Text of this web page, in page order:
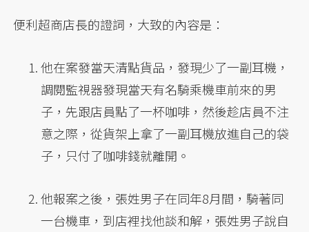
便利超商店長的證詞，大致的內容是：
他在案發當天清點貨品，發現少了一副耳機，
調閱監視器發現當天有名騎乘機車前來的男
子，先跟店員點了一杯咖啡，然後趁店員不注
意之際，從貨架上拿了一副耳機放進自己的袋
子，只付了咖啡錢就離開。
他報案之後，張姓男子在同年8月間，騎著同
一台機車，到店裡找他談和解，張姓男子說自